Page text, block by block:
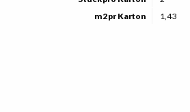
m2 pr Karton
1,43